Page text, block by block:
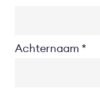
Achternaam